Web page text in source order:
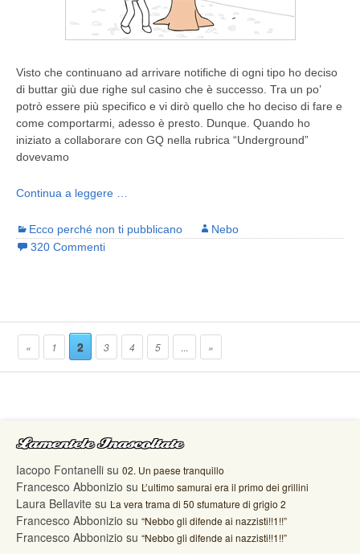
Visto che continuano ad arrivare notifiche di ogni tipo ho deciso
di buttar giù due righe sul casino che è successo. Tra un po’
potrò essere più specifico e vi dirò quello che ho deciso di fare e
come comportarmi, adesso è presto. Dunque. Quando ho
iniziato a collaborare con GQ nella rubrica “Underground”
dovevamo
Continua a leggere …
Ecco perché non ti pubblicano
Nebo
320 Commenti
« 1 2 3 4 5 ... »
Lamentele Inascoltate
Iacopo Fontanelli su 02. Un paese tranquillo
Francesco Abbonizio su L’ultimo samurai era il primo dei grillini
Laura Bellavite su La vera trama di 50 sfumature di grigio 2
Francesco Abbonizio su “Nebbo gli difende ai nazzisti!!1!!”
Francesco Abbonizio su “Nebbo gli difende ai nazzisti!!1!!”